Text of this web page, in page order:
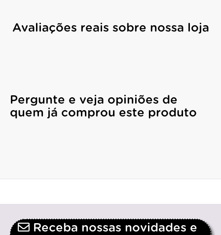
Avaliações reais sobre nossa loja
Pergunte e veja opiniões de
quem já comprou este produto
Receba nossas novidades e